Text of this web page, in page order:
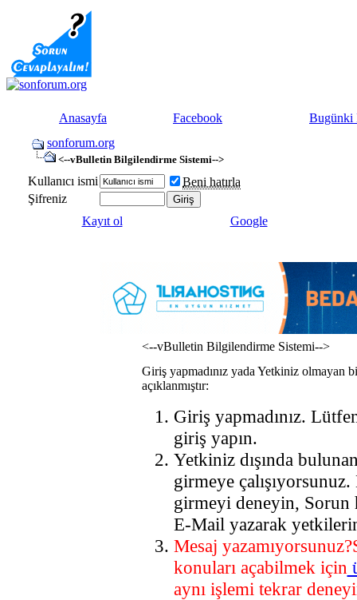
Anasayfa Facebook
Bugünki
sonforum.org
<--vBulletin Bilgilendirme Sistemi-->
Kullanıcı ismi
Beni hatırla
Şifreniz
Kayıt ol
Google
<--vBulletin Bilgilendirme Sistemi-->
Giriş yapmadınız yada Yetkiniz olmayan
açıklanmıştır:
Giriş yapmadınız.
giriş yapın.
Yetkiniz dışında
girmeye
girmeyi deneyin, Sorun
E-Mail yazarak
Mesaj
konuları açabilmek için
aynı işlemi tekrar